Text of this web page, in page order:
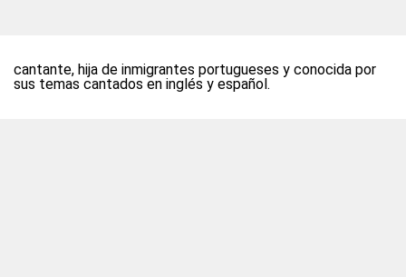
cantante, hija de inmigrantes portugueses y conocida por
sus temas cantados en inglés y español.